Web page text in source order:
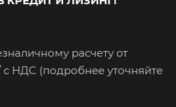
рacчeту oт
HДC (подробнее уточняйте